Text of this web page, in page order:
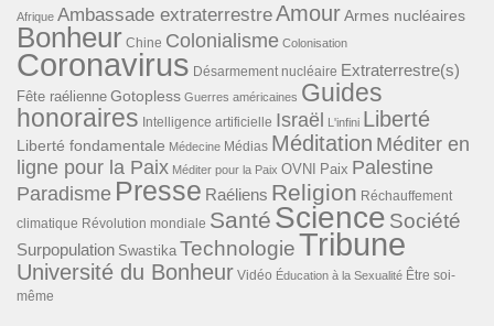
Afrique Ambassade extraterrestreAmourArmes nucléaires
Bonheur Chine Colonialisme Colonisation
Coronavirus Désarmement nucléaire Extraterrestre(s)
Fête raélienne Gotopless Guerres américaines Guides
honoraires Intelligence artificielle Israël L'infini Liberté
Liberté fondamentale Médecine Médias Méditation Méditer en
ligne pour la Paix Méditer pour la Paix OVNI Paix Palestine
Paradisme Presse Raéliens Religion Réchauffement
climatique Révolution mondiale Santé Science Société
Surpopulation Swastika TechnologieTribune
Université du Bonheur Vidéo Éducation à la Sexualité Être soi-
même